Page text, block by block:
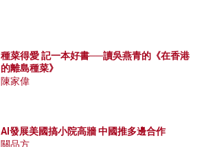
種菜得愛 記一本好書──讀吳燕青的《在香港
的離島種菜》
陳家偉
AI發展美國搞小院高牆 中國推多邊合作
關品方